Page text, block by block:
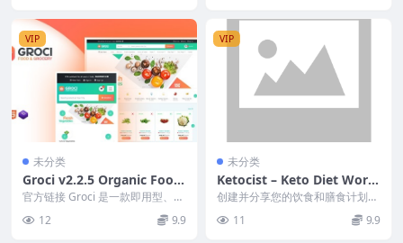
VIP
未分类
Groci v2.2.5 Organic Food
and Grocery Market Word
Press Theme [Activated]
官方链接 Groci 是一款即用型、响
应式且创新的有机食品 WordPres
s ... 12 9.9
VIP
未分类
Ketocist – Keto Diet Word
Press Theme v.1.2.50 Dow
nload
创建并分享您的饮食和膳食计划，
同时扩大受众群体，立即通过 Ket
ocist 产生...
11 9.9